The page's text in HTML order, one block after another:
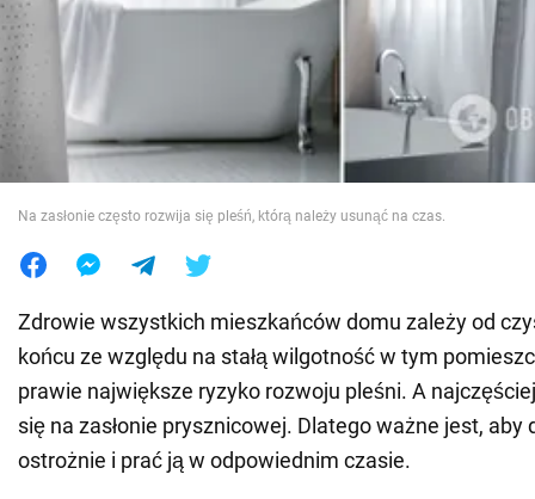
Wojna na Ukrainie
Świat
Jedzenie
Na zasłonie często rozwija się pleśń, którą należy usunąć na czas.
Zdrowie wszystkich mieszkańców domu zależy od
końcu ze względu na stałą wilgotność w tym
prawie największe ryzyko rozwoju pleśni. A
się na zasłonie prysznicowej. Dlatego ważne jest, aby
ostrożnie i prać ją w odpowiednim czasie.